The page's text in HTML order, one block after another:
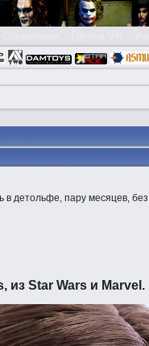
детольфе, пару месяцев,
Star Wars и Marvel.